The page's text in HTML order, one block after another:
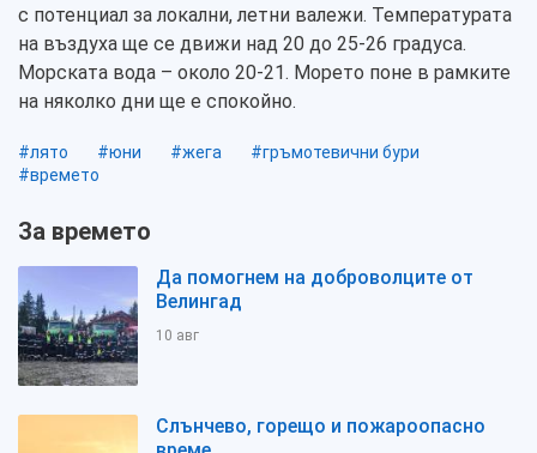
с потенциал за локални, летни валежи. Температурата
на въздуха ще се движи над 20 до 25-26 градуса.
Морската вода – около 20-21. Морето поне в рамките
на няколко дни ще е спокойно.
#лято #юни #жега
#гръмотевични бури
#времето
За времето
Да помогнем на доброволците от
Велингад
10 авг
Слънчево, горещо и пожароопасно